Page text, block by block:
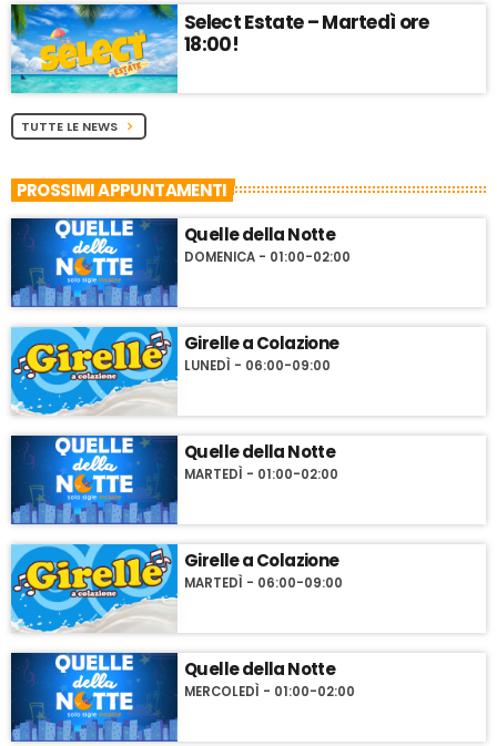
Select Estate – Martedì ore
18:00!
TUTTE LE NEWS chevron_right
PROSSIMI APPUNTAMENTI
Quelle della Notte
DOMENICA - 01:00-02:00
Girelle a Colazione
LUNEDÌ - 06:00-09:00
Quelle della Notte
MARTEDÌ - 01:00-02:00
Girelle a Colazione
MARTEDÌ - 06:00-09:00
Quelle della Notte
MERCOLEDÌ - 01:00-02:00